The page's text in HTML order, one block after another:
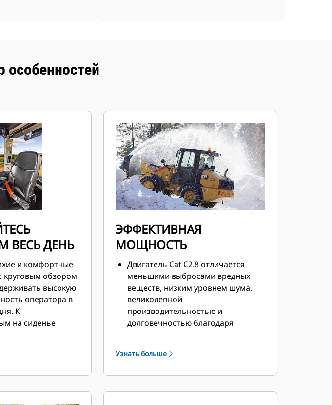
особенностей
ВЕСЬ ДЕНЬ
и комфортные
круговым обзором
высокую
оператора в
К
на сиденье
и наклона и
пальцем,
ЭФФЕКТИВНАЯ
МОЩНОСТЬ
Двигатель Cat C2.8 отличается
меньшими выбросами вредных
веществ, низким уровнем шума,
великолепной
производительностью и
долговечностью благодаря
двигателя. Эксклюзивная
компании Caterpillar отслеживает
Узнать больше